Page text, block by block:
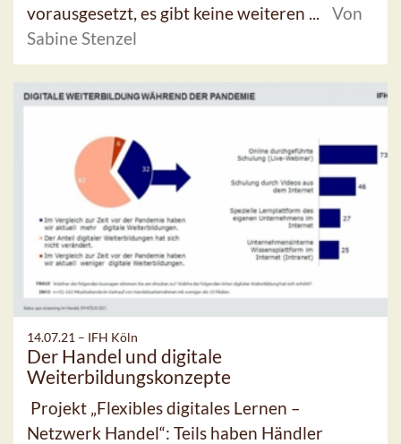
vorausgesetzt, es gibt keine weiteren ...
Von
Sabine Stenzel
14.07.21 – IFH Köln
Der Handel und digitale
Weiterbildungskonzepte
Projekt „Flexibles digitales Lernen –
Netzwerk Handel“: Teils haben Händler